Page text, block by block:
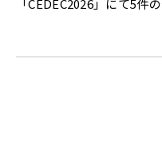
「CEDEC2026」にて5件